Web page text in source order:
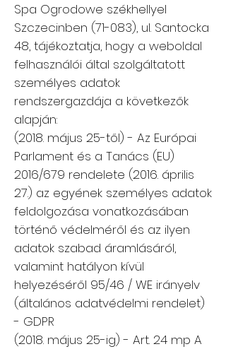
Spa Ogrodowe székhellyel
Szczecinben (71-083), ul. Santocka
48, tájékoztatja, hogy a weboldal
felhasználói által szolgáltatott
személyes adatok
rendszergazdája a következők
alapján:
(2018. május 25-től) - Az Európai
Parlament és a Tanács (EU)
2016/679 rendelete (2016. április
27.) az egyének személyes adatok
feldolgozása vonatkozásában
történő védelméről és az ilyen
adatok szabad áramlásáról,
valamint hatályon kívül
helyezéséről 95/46 / WE irányelv
(általános adatvédelmi rendelet)
- GDPR
(2018. május 25-ig) - Art. 24 mp A